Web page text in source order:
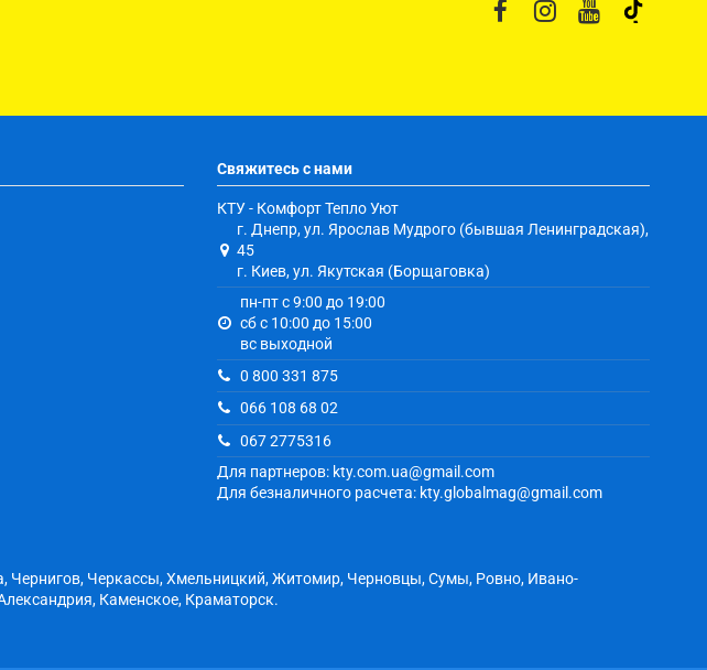
Свяжитесь с нами
КТУ - Комфорт Тепло Уют
г. Днепр, ул. Ярослав Мудрого (бывшая Ленинградская),
45
г. Киев, ул. Якутская (Борщаговка)
пн-пт с 9:00 до 19:00
сб с 10:00 до 15:00
вс выходной
0 800 331 875
066 108 68 02
067 2775316
Для партнеров: kty.com.ua@gmail.com
Для безналичного расчета: kty.globalmag@gmail.com
Чернигов, Черкассы, Хмельницкий, Житомир, Черновцы, Сумы, Ровно, Ивано-
Каменское, Краматорск.